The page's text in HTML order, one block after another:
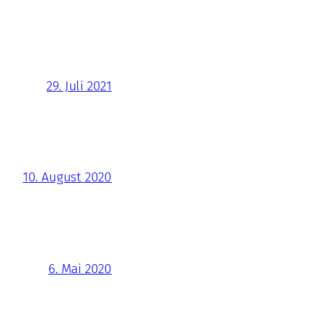
29. Juli 2021
10. August 2020
6. Mai 2020